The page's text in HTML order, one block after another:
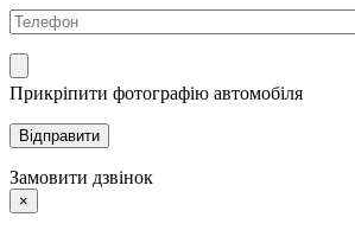
Прикріпити фотографію автомобіля
Замовити дзвінок
×